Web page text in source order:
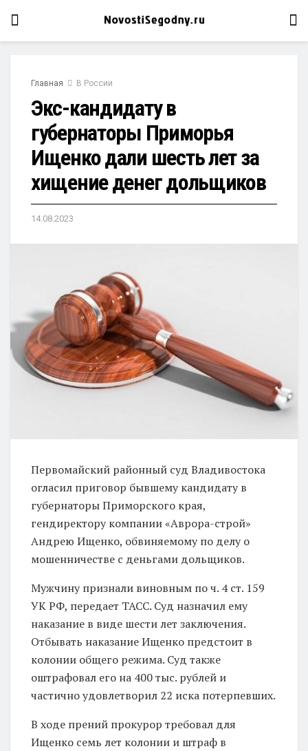
Главная В России
Экс-кандидату в
губернаторы Приморья
Ищенко дали шесть лет за
хищение денег дольщиков
14.08.2023
Первомайский районный суд Владивостока
огласил приговор бывшему кандидату в
губернаторы Приморского края,
гендиректору компании «Аврора-строй»
Андрею Ищенко, обвиняемому по делу о
мошенничестве с деньгами дольщиков.
Мужчину признали виновным по ч. 4 ст. 159
УК РФ, передает ТАСС. Суд назначил ему
наказание в виде шести лет заключения.
Отбывать наказание Ищенко предстоит в
колонии общего режима. Суд также
оштрафовал его на 400 тыс. рублей и
частично удовлетворил 22 иска потерпевших.
В ходе прений прокурор требовал для
Ищенко семь лет колонии и штраф в